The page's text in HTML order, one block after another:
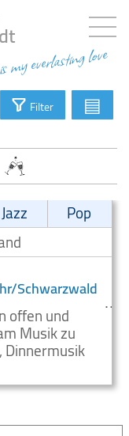
my everlasting love
Filter ▤
Jazz
Pop
Schwarzwald
offen und
Musik zu
Dinnermusik